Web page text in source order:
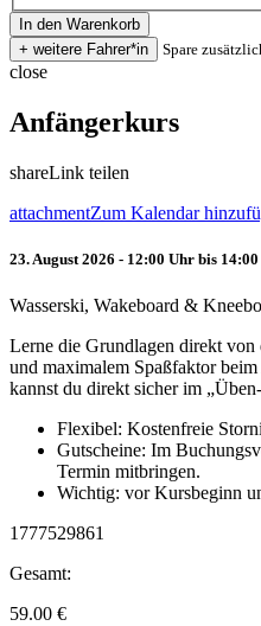
Spare
close
Anfängerkurs
shareLink teilen
attachmentZum Kalendar
23. August 2026 - 12:00 Uhr bis
Wasserski, Wakeboard &
Lerne die Grundlagen direkt
und maximalem Spaßfaktor
kannst du direkt sicher im
Flexibel: Kostenfreie
Gutscheine: Im
Termin mitbringen.
Wichtig: vor Kursbeginn
1777529861
Gesamt:
59.00 €